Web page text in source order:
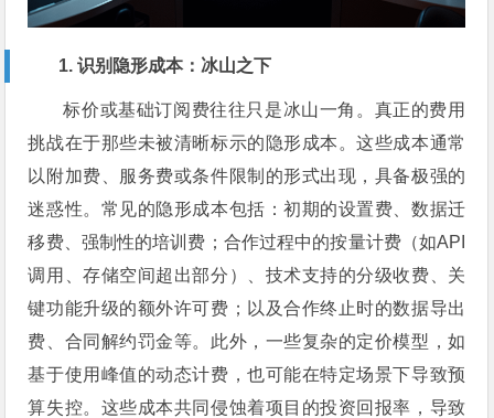
1. 识别隐形成本：冰山之下
标价或基础订阅费往往只是冰山一角。真正的费用
挑战在于那些未被清晰标示的隐形成本。这些成本通常
以附加费、服务费或条件限制的形式出现，具备极强的
迷惑性。常见的隐形成本包括：初期的设置费、数据迁
移费、强制性的培训费；合作过程中的按量计费（如API
调用、存储空间超出部分）、技术支持的分级收费、关
键功能升级的额外许可费；以及合作终止时的数据导出
费、合同解约罚金等。此外，一些复杂的定价模型，如
基于使用峰值的动态计费，也可能在特定场景下导致预
算失控。这些成本共同侵蚀着项目的投资回报率，导致